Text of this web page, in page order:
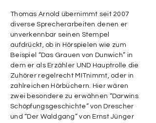
Thomas Arnold übernimmt seit 2007
diverse Sprecherarbeiten denen er
unverkennbar seinen Stempel
aufdrückt, ob in Hörspielen wie zum
Beispiel “Das Grauen von Dunwich” in
dem er als Erzähler UND Hauptrolle die
Zuhörer regelrecht MITnimmt, oder in
zahlreichen Hörbüchern. Hier wären
zwei besondere zu erwähnen “Darwins
Schöpfungs­geschichte” von Drescher
und “Der Waldgang” von Ernst Jünger